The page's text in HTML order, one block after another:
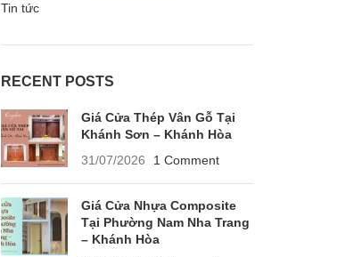
Tin tức
RECENT POSTS
Giá Cửa Thép Vân Gỗ Tại
Khánh Sơn – Khánh Hòa
31/07/2026
1 Comment
Giá Cửa Nhựa Composite
Tại Phường Nam Nha Trang
– Khánh Hòa